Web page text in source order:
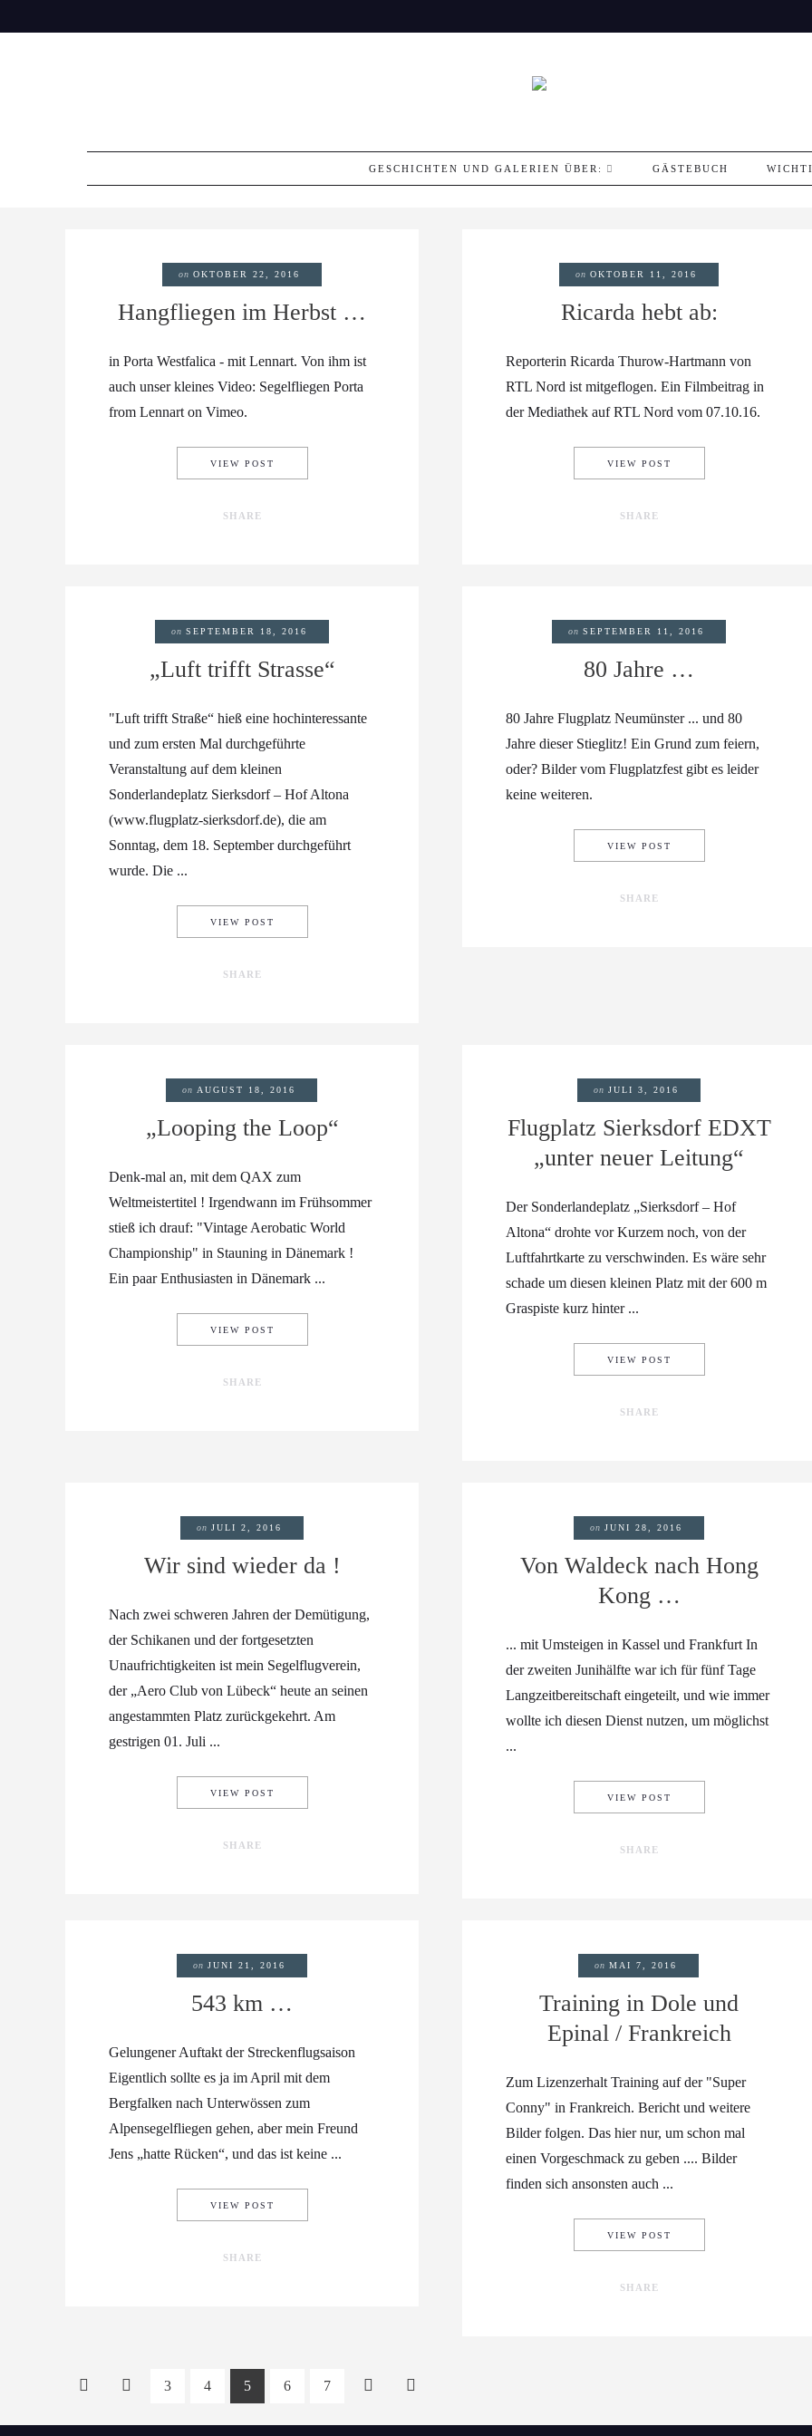
to
GESCHICHTEN UND GALERIEN ÜBER: GÄSTEBUCH
on OKTOBER 22, 2016
Hangfliegen im Herbst …
in Porta Westfalica - mit Lennart. Von ihm ist
auch unser kleines Video: Segelfliegen Porta
from Lennart on Vimeo.
VIEW POST
SHARE
on OKTOBER 11, 2016
Ricarda hebt ab:
Reporterin Ricarda Thurow-Hartmann von
RTL Nord ist mitgeflogen. Ein Filmbeitrag in
der Mediathek auf RTL Nord vom 07.10.16.
VIEW POST
SHARE
on SEPTEMBER 18, 2016
„Luft trifft Strasse“
"Luft trifft Straße“ hieß eine hochinteressante
und zum ersten Mal durchgeführte
Veranstaltung auf dem kleinen
Sonderlandeplatz Sierksdorf – Hof Altona
(www.flugplatz-sierksdorf.de), die am
Sonntag, dem 18. September durchgeführt
wurde. Die ...
VIEW POST
SHARE
on SEPTEMBER 11, 2016
80 Jahre …
80 Jahre Flugplatz Neumünster ... und 80
Jahre dieser Stieglitz! Ein Grund zum feiern,
oder? Bilder vom Flugplatzfest gibt es leider
keine weiteren.
VIEW POST
SHARE
on AUGUST 18, 2016
„Looping the Loop“
Denk-mal an, mit dem QAX zum
Weltmeistertitel ! Irgendwann im Frühsommer
stieß ich drauf: "Vintage Aerobatic World
Championship" in Stauning in Dänemark !
Ein paar Enthusiasten in Dänemark ...
VIEW POST
SHARE
on JULI 3, 2016
Flugplatz Sierksdorf EDXT
„unter neuer Leitung“
Der Sonderlandeplatz „Sierksdorf – Hof
Altona“ drohte vor Kurzem noch, von der
Luftfahrtkarte zu verschwinden. Es wäre sehr
schade um diesen kleinen Platz mit der 600 m
Graspiste kurz hinter ...
VIEW POST
SHARE
on JULI 2, 2016
Wir sind wieder da !
Nach zwei schweren Jahren der Demütigung,
der Schikanen und der fortgesetzten
Unaufrichtigkeiten ist mein Segelflugverein,
der „Aero Club von Lübeck“ heute an seinen
angestammten Platz zurückgekehrt. Am
gestrigen 01. Juli ...
VIEW POST
SHARE
on JUNI 28, 2016
Von Waldeck nach Hong
Kong …
... mit Umsteigen in Kassel und Frankfurt In
der zweiten Junihälfte war ich für fünf Tage
Langzeitbereitschaft eingeteilt, und wie immer
wollte ich diesen Dienst nutzen, um möglichst
...
VIEW POST
SHARE
on JUNI 21, 2016
543 km …
Gelungener Auftakt der Streckenflugsaison
Eigentlich sollte es ja im April mit dem
Bergfalken nach Unterwössen zum
Alpensegelfliegen gehen, aber mein Freund
Jens „hatte Rücken“, und das ist keine ...
VIEW POST
SHARE
onMAI 7, 2016
Training in Dole und
Epinal / Frankreich
Zum Lizenzerhalt Training auf der "Super
Conny" in Frankreich. Bericht und weitere
Bilder folgen. Das hier nur, um schon mal
einen Vorgeschmack zu geben .... Bilder
finden sich ansonsten auch ...
VIEW POST
SHARE
3 4 5 6 7